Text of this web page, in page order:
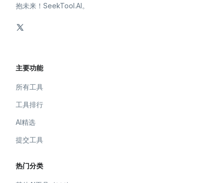
抱未来！SeekTool.AI。
主要功能
所有工具
工具排行
AI精选
提交工具
热门分类